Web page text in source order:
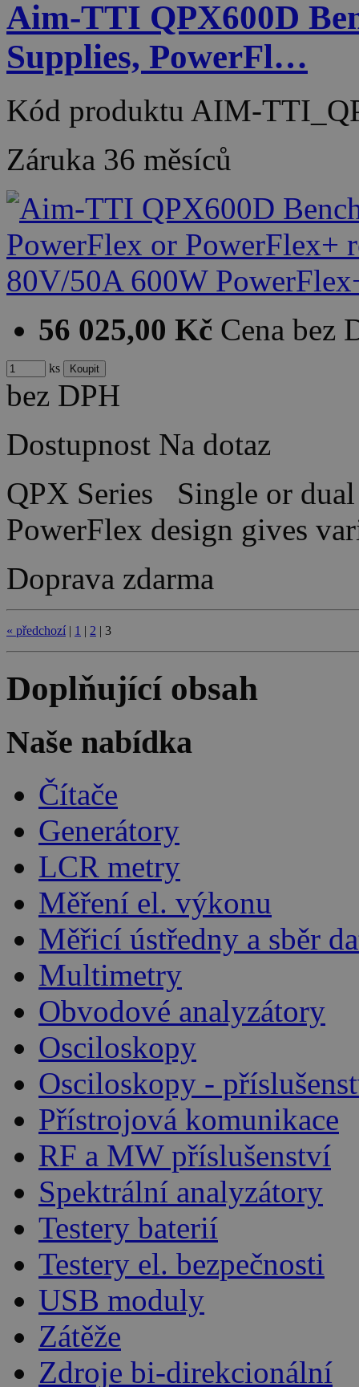
Aim-TTI QPX600D
Supplies, PowerFl…
Kód produktu AIM-
Záruka 36 měsíců
56 025,00 Kč Cena bez
ks
bez DPH
Dostupnost Na dotaz
QPX Series Single or
PowerFlex design gives
Doprava zdarma
« předchozí | 1 | 2 | 3
Doplňující obsah
Naše nabídka
Čítače
Generátory
LCR metry
Měření el. výkonu
Měřicí ústředny a sběr
Multimetry
Obvodové analyzátory
Osciloskopy
Osciloskopy -
Přístrojová komunikace
RF a MW příslušenství
Spektrální analyzátory
Testery baterií
Testery el. bezpečnosti
USB moduly
Zátěže
Zdroje bi-direkcionální